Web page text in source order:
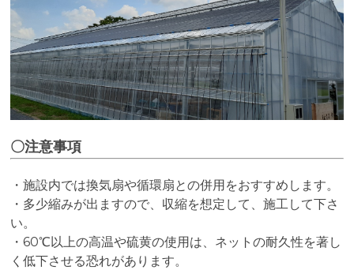
〇注意事項
・施設内では換気扇や循環扇との併用をおすすめします。
・多少縮みが出ますので、収縮を想定して、施工して下さ
い。
・60℃以上の高温や硫黄の使用は、ネットの耐久性を著し
く低下させる恐れがあります。